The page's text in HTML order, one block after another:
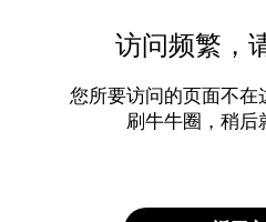
访问频繁，
您所要访问的页面不在
刷牛牛圈，稍后